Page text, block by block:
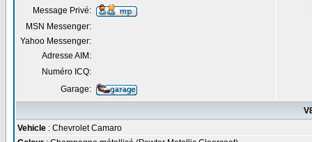
Message Privé:
MSN Messenger:
Yahoo Messenger:
Adresse AIM:
Numéro ICQ:
Garage:
Vehicle : Chevrolet Camaro